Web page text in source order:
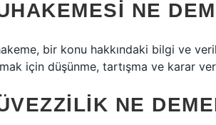
NE
bir konu hakkındaki bilgi ve
için düşünme, tartışma ve karar
NE